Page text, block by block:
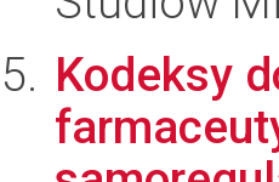
Kodeksy